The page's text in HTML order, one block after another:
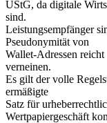
UStG, da digitale
sind.
Leistungsempfänger
Pseudonymität von
Wallet-Adressen reicht
verneinen.
Es gilt der volle
ermäßigte
Satz für
Wertpapiergeschäft